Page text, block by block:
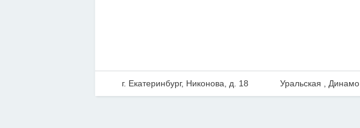
г. Екатеринбург, Никонова, д. 18 Уральская , Динамо